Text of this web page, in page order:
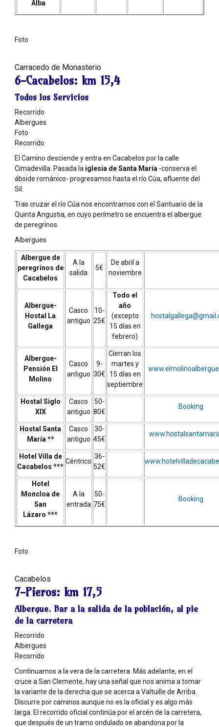
Alba
Foto
Carracedo de Monasterio
6-Cacabelos: km 15,4
Todos los Servicios
Recorrido
Albergues
Foto
Recorrido
El Camino desciende y entra en Cacabelos por la calle
Cimadevilla. Pasada la iglesia de Santa María -conserva el
ábside románico- progresamos hasta el río Cúa, afluente del
Sil.
Tras cruzar el río Cúa nos encontramos con el Santuario de la
Quinta Angustia, en cuyo perímetro se encuentra el albergue
de peregrinos.
Albergues
Albergue de
peregrinos de
Cacabelos
A la
salida
5€
De abril a
noviembre
Albergue-
Hostal La
Gallega
Casco
antiguo
10-
25€
Todo el
año
(excepto
15 días en
febrero)
Albergue-
Pensión El
Molino
Casco
antiguo
9-
30€
Cierran los
martes y
15 días en
septiembre
Hostal Siglo
XIX
Casco
antiguo
50-
80€
Booking
Hostal Santa
María **
Casco
antiguo
30-
45€
Hotel Villa de
Cacabelos ***
Céntrico
36-
52€
Hotel
Moncloa de
San
Lázaro ***
A la
entrada
50-
75€
Booking
Foto
Cacabelos
7-Pieros: km 17,5
Albergue. Bar a la salida de la población, al pie
de la carretera
Recorrido
Albergues
Recorrido
Continuamos a la vera de la carretera. Más adelante, en el
cruce a San Clemente, hay una señal que nos anima a tomar
la variante de la derecha que se acerca a Valtuille de Arriba.
Discurre por caminos aunque no es la oficial y es algo más
larga. El recorrido oficial continúa por el arcén de la carretera,
que después de un tramo ondulado se abandona por la